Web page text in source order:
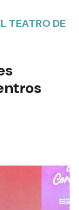
TEATRO DE